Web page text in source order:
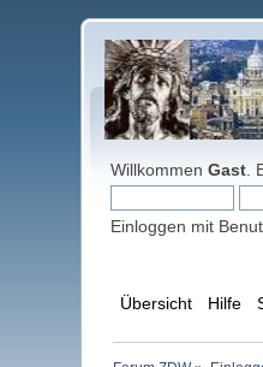
WillkommenGast .
Einloggen mit
Übersicht Hilfe